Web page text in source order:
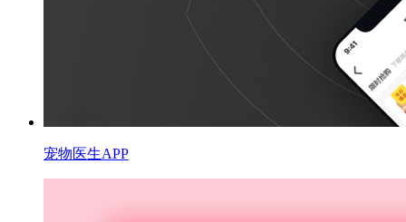
宠物医生APP